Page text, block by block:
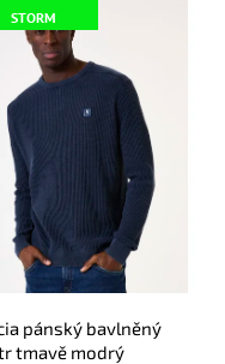
STORM
pánský bavlněný
tmavě modrý